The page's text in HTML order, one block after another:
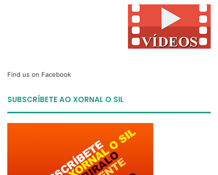
Find us on Facebook
SUBSCRÍBETE AO XORNAL O SIL